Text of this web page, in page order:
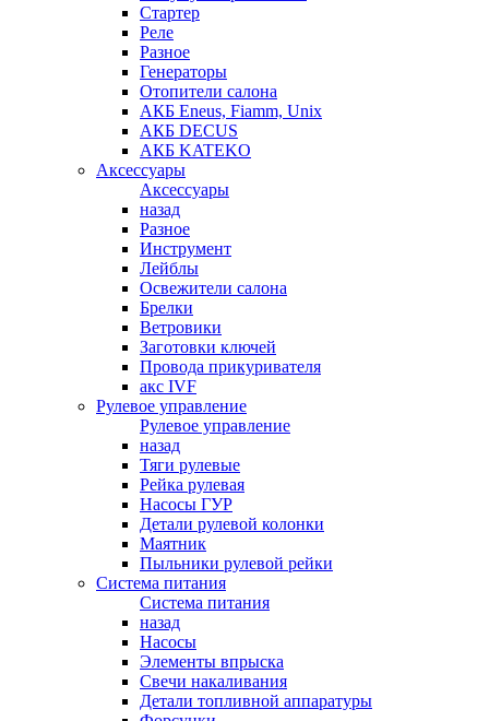
Стартер
Реле
Разное
Генераторы
Отопители салона
АКБ Eneus, Fiamm, Unix
АКБ DECUS
АКБ KATEKO
Аксессуары
Аксессуары
назад
Разное
Инструмент
Лейблы
Освежители салона
Брелки
Ветровики
Заготовки ключей
Провода прикуривателя
акс IVF
Рулевое управление
Рулевое управление
назад
Тяги рулевые
Рейка рулевая
Насосы ГУР
Детали рулевой колонки
Маятник
Пыльники рулевой рейки
Система питания
Система питания
назад
Насосы
Элементы впрыска
Свечи накаливания
Детали топливной аппаратуры